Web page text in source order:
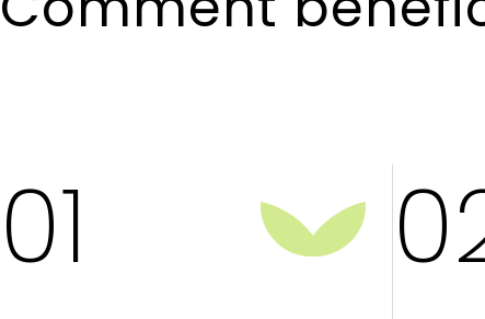
01